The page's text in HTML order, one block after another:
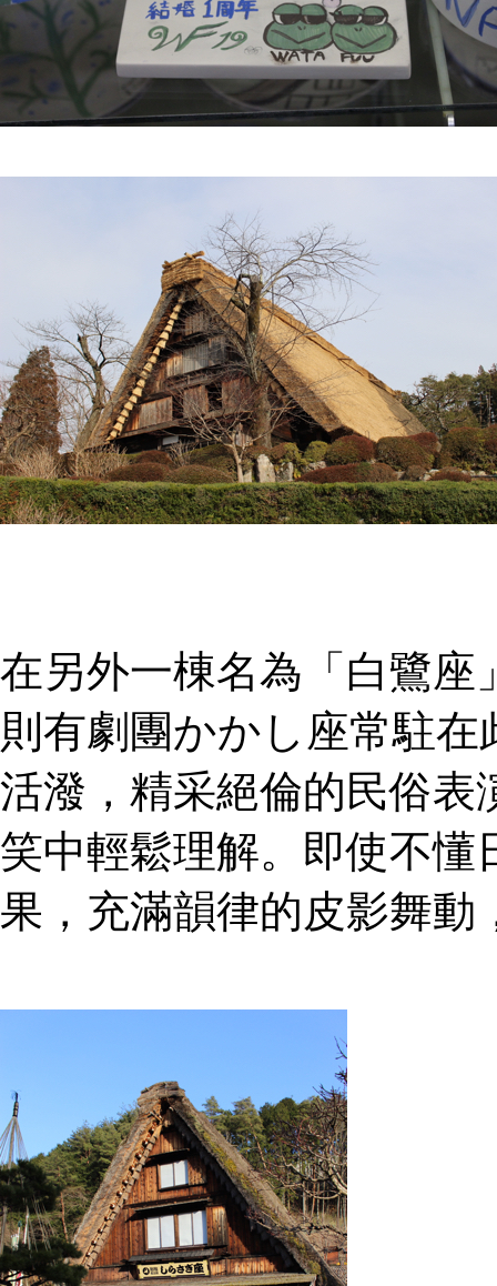
在另外一棟名為「白鷺
則有劇團かかし座常駐
活潑，精采絕倫的民俗表
笑中輕鬆理解。即使不懂
果，充滿韻律的皮影舞動